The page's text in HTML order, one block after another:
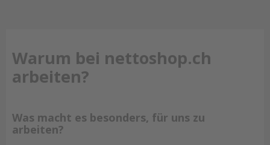
Warum bei nettoshop.ch
arbeiten?
Was macht es besonders, für uns zu
arbeiten?